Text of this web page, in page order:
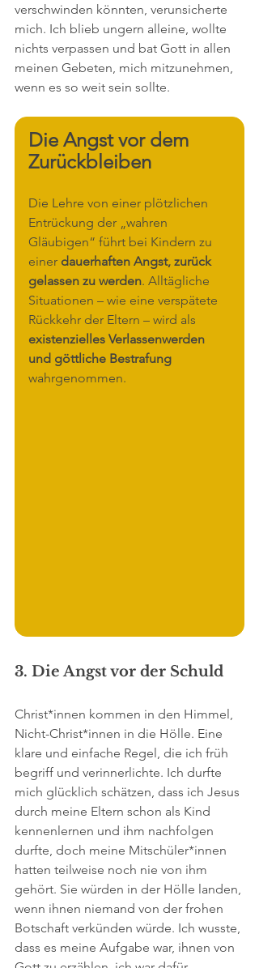
verschwinden könnten, verunsicherte
mich. Ich blieb ungern alleine, wollte
nichts verpassen und bat Gott in allen
meinen Gebeten, mich mitzunehmen,
wenn es so weit sein sollte.
Die Angst vor dem
Zurückbleiben
Die Lehre von einer plötzlichen
Entrückung der „wahren
Gläubigen“ führt bei Kindern zu
einer dauerhaften Angst, zurück
gelassen zu werden. Alltägliche
Situationen – wie eine verspätete
Rückkehr der Eltern – wird als
existenzielles Verlassenwerden
und göttliche Bestrafung
wahrgenommen.
3. Die Angst vor der Schuld
Christ*innen kommen in den Himmel,
Nicht-Christ*innen in die Hölle. Eine
klare und einfache Regel, die ich früh
begriff und verinnerlichte. Ich durfte
mich glücklich schätzen, dass ich Jesus
durch meine Eltern schon als Kind
kennenlernen und ihm nachfolgen
durfte, doch meine Mitschüler*innen
hatten teilweise noch nie von ihm
gehört. Sie würden in der Hölle landen,
wenn ihnen niemand von der frohen
Botschaft verkünden würde. Ich wusste,
dass es meine Aufgabe war, ihnen von